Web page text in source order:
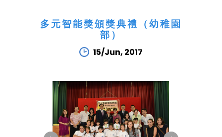
多元智能獎頒獎典禮（幼稚園
部）
15/Jun, 2017